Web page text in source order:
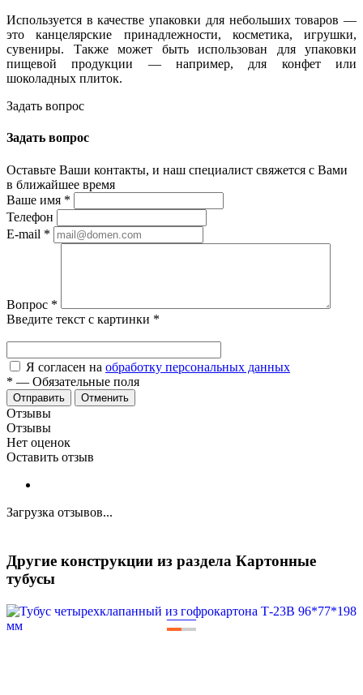
Используется в качестве упаковки для небольших товаров —
это канцелярские принадлежности, косметика, игрушки,
сувениры. Также может быть использован для упаковки
пищевой продукции — например, для конфет или
шоколадных плиток.
Задать вопрос
Задать вопрос
Оставьте Ваши контакты, и наш специалист свяжется с Вами
в ближайшее время
Ваше имя *
Телефон
E-mail *
Вопрос *
Введите текст с картинки *
Я согласен на обработку персональных данных
* — Обязательные поля
Отменить
Отзывы
Отзывы
Нет оценок
Оставить отзыв
Загрузка отзывов...
Другие конструкции из раздела Картонные
тубусы
——